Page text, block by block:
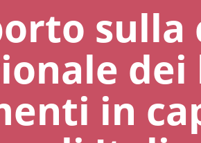
sulla
in